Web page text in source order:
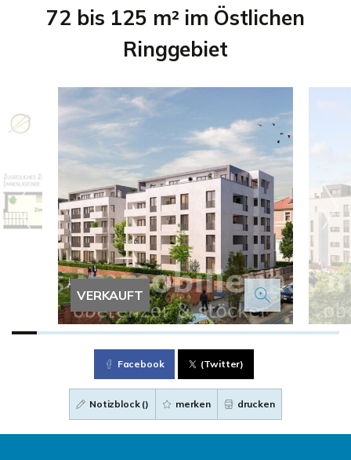
72 bis 125 m² im Östlichen
Ringgebiet
VERKAUFT
Facebook (Twitter)
Notizblock () merken drucken